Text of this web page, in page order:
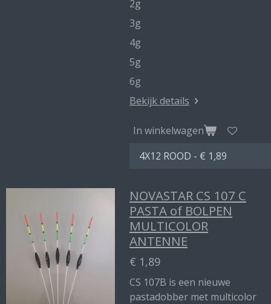
2g
3g
4g
5g
6g
Bekijk details
In winkelwagen
NOVASTAR CS 107 C
PASTA of BOLPEN
MULTICOLOR
ANTENNE
€ 1,89
CS 107B is een nieuwe
pastadobber met multicolor